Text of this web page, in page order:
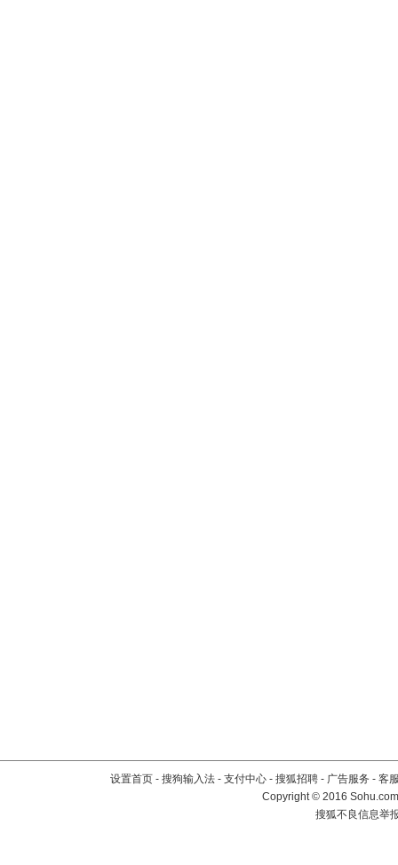
设置首页 - 搜狗输入法 - 支付中心 - 搜狐招聘 - 广告服务 - 客
Copyright©2016
搜狐不良信息举